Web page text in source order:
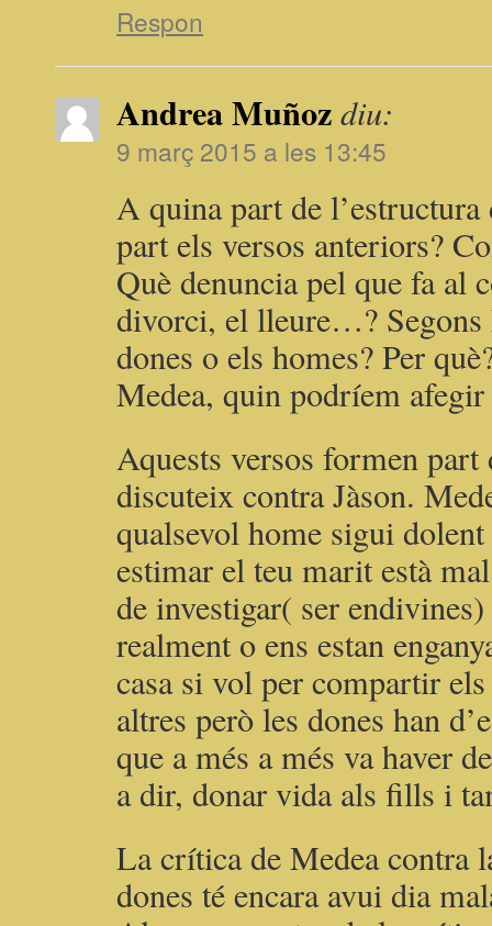
Respon
Andrea Muñoz diu:
9 març 2015 a les 13:45
A quina part de
part els versos anteriors?
Què denuncia pel que fa al
divorci, el lleure…? Segons
dones o els homes? Per
Medea, quin podríem afegir
Aquests versos formen
discuteix contra Jàson.
qualsevol home sigui
estimar el teu marit està
de investigar( ser
realment o ens estan
casa si vol per compartir
altres però les dones han
que a més a més va haver
a dir, donar vida als fills i
La crítica de Medea contra
dones té encara avui dia